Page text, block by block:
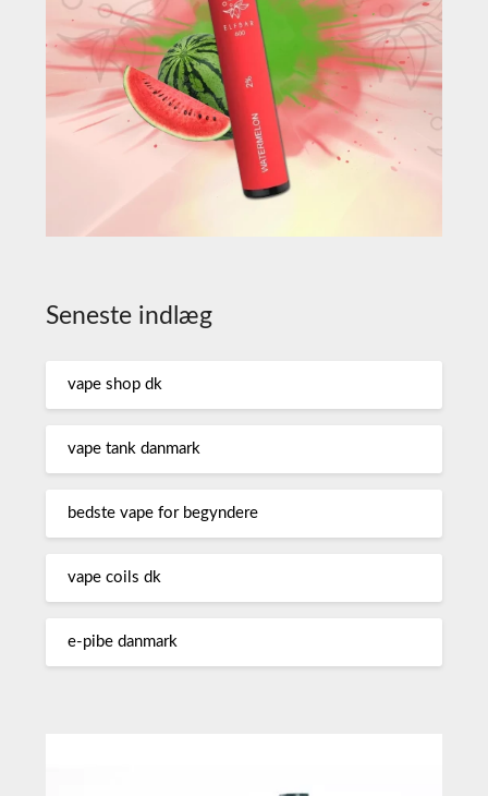
Seneste indlæg
vape shop dk
vape tank danmark
bedste vape for begyndere
vape coils dk
e-pibe danmark